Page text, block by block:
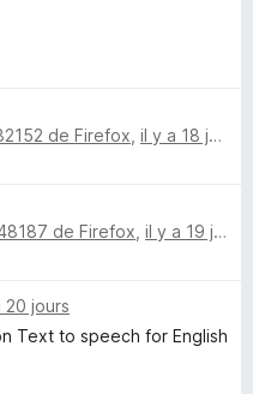
de Firefox il y a 18 jours
de Firefox il y a 19 jours
20 jours
Text to speech for English